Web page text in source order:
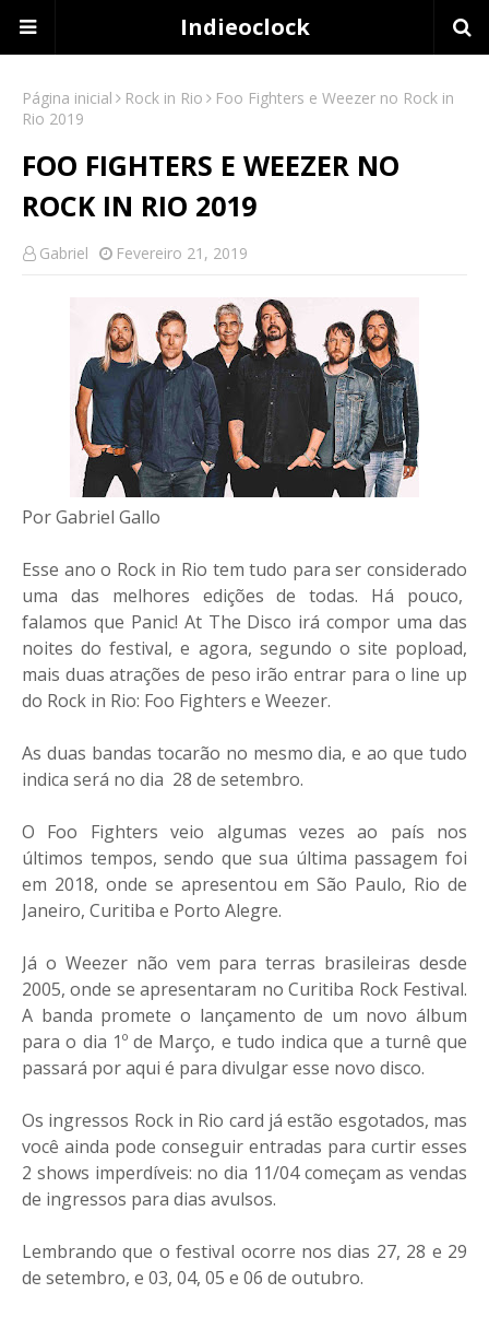
Indieoclock
Página inicial Rock in Rio
Foo Fighters e Weezer no Rock in
Rio 2019
FOO FIGHTERS E WEEZER NO
ROCK IN RIO 2019
Gabriel Fevereiro 21, 2019
Por Gabriel Gallo
Esse ano o Rock in Rio tem tudo para ser considerado
uma das melhores edições de todas. Há pouco,
falamos que Panic! At The Disco irá compor uma das
noites do festival, e agora, segundo o site popload,
mais duas atrações de peso irão entrar para o line up
do Rock in Rio: Foo Fighters e Weezer.
As duas bandas tocarão no mesmo dia, e ao que tudo
indica será no dia 28 de setembro.
O Foo Fighters veio algumas vezes ao país nos
últimos tempos, sendo que sua última passagem foi
em 2018, onde se apresentou em São Paulo, Rio de
Janeiro, Curitiba e Porto Alegre.
Já o Weezer não vem para terras brasileiras desde
2005, onde se apresentaram no Curitiba Rock Festival.
A banda promete o lançamento de um novo álbum
para o dia 1º de Março, e tudo indica que a turnê que
passará por aqui é para divulgar esse novo disco.
Os ingressos Rock in Rio card já estão esgotados, mas
você ainda pode conseguir entradas para curtir esses
2 shows imperdíveis: no dia 11/04 começam as vendas
de ingressos para dias avulsos.
Lembrando que o festival ocorre nos dias 27, 28 e 29
de setembro, e 03, 04, 05 e 06 de outubro.